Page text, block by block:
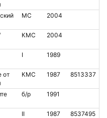
МС 2004
КМС 2004
I 1989
от
КМС 1987 8513337
б/р 1991
II 1987 8537495